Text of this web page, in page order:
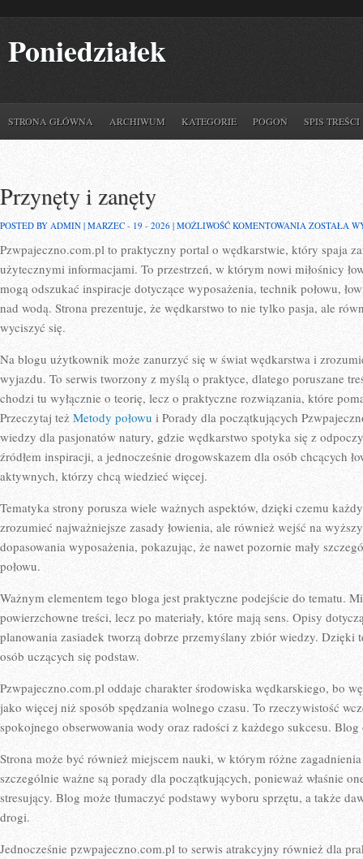
Poniedziałek
STRONA GŁÓWNA ARCHIWUM KATEGORIE POGOŃ SPIS TREŚCI
Przynęty i zanęty
POSTED BY ADMIN | MARZEC - 19 - 2026 | MOŻLIWOŚĆ KOMENTOWANIA PRZYNĘTY
ZANĘTY
ZOSTAŁA
Pzwpajeczno.com.pl to praktyczny portal o wędkarstwie, który spaja
użytecznymi informacjami. To przestrzeń, w którym nowi miłośnicy
mogą odszukać inspiracje dotyczące wyposażenia, technik połowu,
nad wodą. Strona prezentuje, że wędkarstwo to nie tylko pasja, ale
wyciszyć się.
Na blogu użytkownik może zanurzyć się w świat wędkarstwa i
wyjazdu. To serwis tworzony z myślą o praktyce, dlatego poruszane
chodzi tu wyłącznie o teorię, lecz o praktyczne rozwiązania, które
Przeczytaj też Metody połowu i Porady dla początkujących
wiedzy dla pasjonatów natury, gdzie wędkarstwo spotyka się z
źródłem inspiracji, a jednocześnie drogowskazem dla osób chcących
aktywnych, którzy chcą wiedzieć więcej.
Tematyka strony porusza wiele ważnych aspektów, dzięki czemu
zrozumieć najważniejsze zasady łowienia, ale również wejść na
dopasowania wyposażenia, pokazując, że nawet pozornie mały
połowu.
Ważnym elementem tego bloga jest praktyczne podejście do tematu.
powierzchowne treści, lecz po materiały, które mają sens. Opisy
planowania zasiadek tworzą dobrze przemyślany zbiór wiedzy. Dzięki
osób uczących się podstaw.
Pzwpajeczno.com.pl oddaje charakter środowiska wędkarskiego, bo
jako więcej niż sposób spędzania wolnego czasu. To rzeczywistość
spokojnego obserwowania wody oraz radości z każdego sukcesu.
Strona może być również miejscem nauki, w którym różne
szczególnie ważne są porady dla początkujących, ponieważ właśnie
stresujący. Blog może tłumaczyć podstawy wyboru sprzętu, a także
drogi.
Jednocześnie pzwpajeczno.com.pl to serwis atrakcyjny również dla